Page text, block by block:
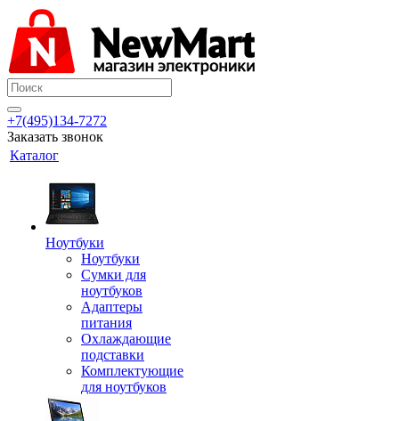
+7(495)134-7272
Заказать звонок
Каталог
Ноутбуки
Ноутбуки
Сумки для
ноутбуков
Адаптеры
питания
Охлаждающие
подставки
Комплектующие
для ноутбуков